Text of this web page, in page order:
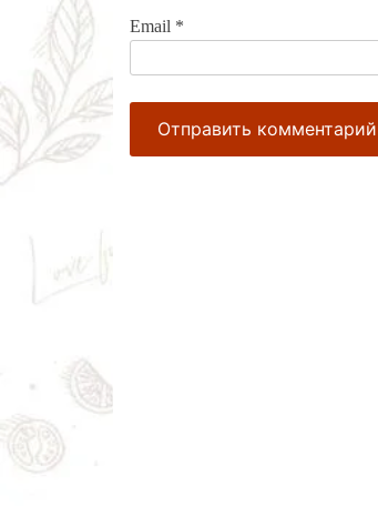
Email *